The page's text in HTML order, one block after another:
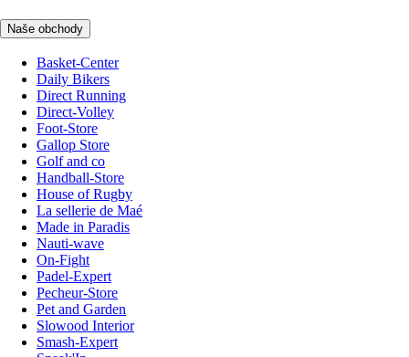
Naše obchody
Basket-Center
Daily Bikers
Direct Running
Direct-Volley
Foot-Store
Gallop Store
Golf and co
Handball-Store
House of Rugby
La sellerie de Maé
Made in Paradis
Nauti-wave
On-Fight
Padel-Expert
Pecheur-Store
Pet and Garden
Slowood Interior
Smash-Expert